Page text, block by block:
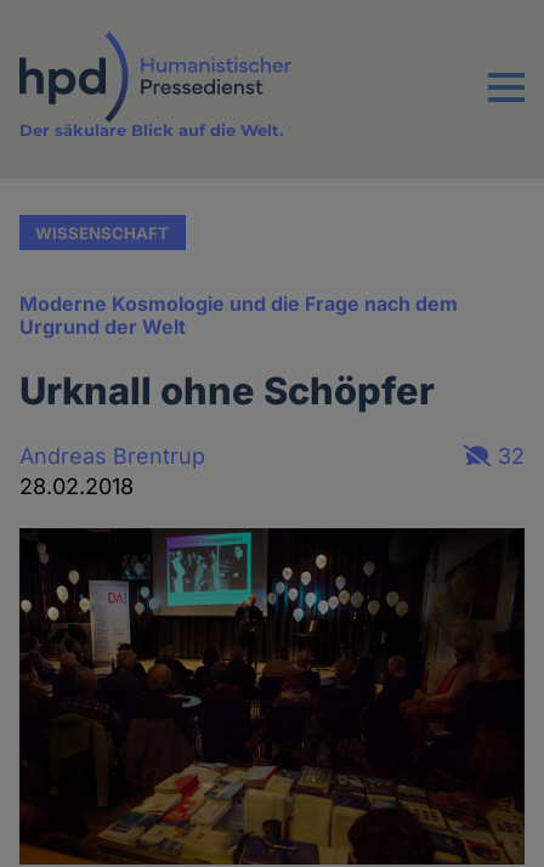
Inhalt
Menu
Der säkulare Blick auf die Welt.
WISSENSCHAFT
Moderne Kosmologie und die Frage nach dem
Urgrund der Welt
Urknall ohne Schöpfer
Andreas Brentrup
28.02.2018
32